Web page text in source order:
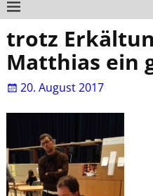
trotz
Matthias ein
20. August 2017